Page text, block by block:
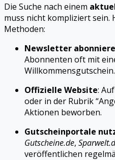
Die Suche nach einem
muss nicht kompliziert sein.
Methoden:
Newsletter
Abonnenten oft mit
Willkommensgutschein.
Offizielle Website:
oder in der Rubrik
Aktionen beworben.
Gutscheinportale
Gutscheine.de,
veröffentlichen